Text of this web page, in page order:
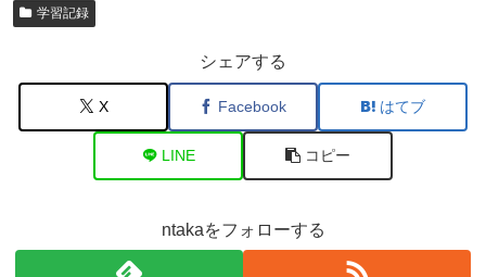
学習記録
シェアする
X Facebook はてブ
LINE コピー
ntakaをフォローする